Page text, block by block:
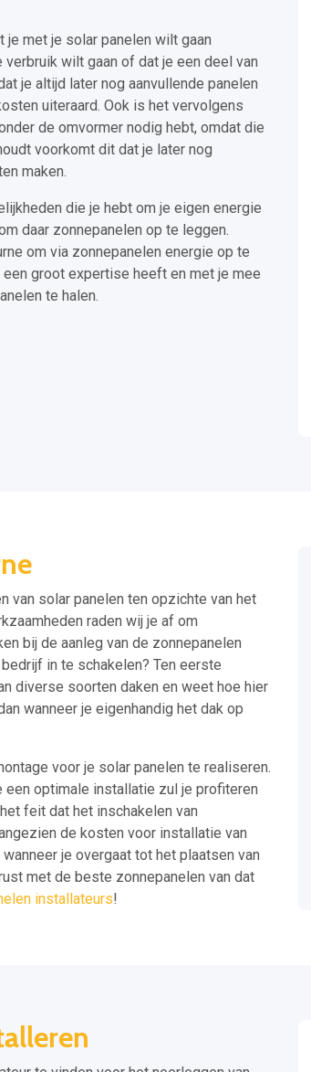
je met je solar panelen wilt gaan
wilt gaan of dat je een deel van
je altijd later nog aanvullende panelen
uiteraard. Ook is het vervolgens
de omvormer nodig hebt, omdat die
voorkomt dit dat je later nog
maken.
die je hebt om je eigen energie
daar zonnepanelen op te leggen.
om via zonnepanelen energie op te
groot expertise heeft en met je mee
te halen.
van solar panelen ten opzichte van het
raden wij je af om
bij de aanleg van de zonnepanelen
in te schakelen? Ten eerste
diverse soorten daken en weet hoe hier
wanneer je eigenhandig het dak op
voor je solar panelen te realiseren.
optimale installatie zul je profiteren
feit dat het inschakelen van
de kosten voor installatie van
je overgaat tot het plaatsen van
met de beste zonnepanelen van dat
installateurs!